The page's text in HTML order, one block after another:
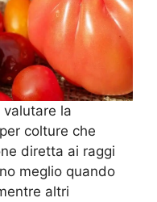
la
colture che
diretta ai raggi
meglio quando
altri